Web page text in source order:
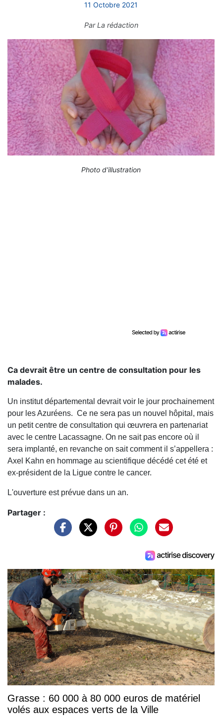
11 Octobre 2021
ParLa rédaction
Photo d'illustration
Ca devrait être un centre de consultation pour les
malades.
Un institut départemental devrait voir le jour prochainement
pour les Azuréens. Ce ne sera pas un nouvel hôpital, mais
un petit centre de consultation qui œuvrera en partenariat
avec le centre Lacassagne. On ne sait pas encore où il
sera implanté, en revanche on sait comment il s’appellera :
Axel Kahn en hommage au scientifique décédé cet été et
ex-président de la Ligue contre le cancer.
L'ouverture est prévue dans un an.
Partager :
Grasse : 60 000 à 80 000 euros de matériel
volés aux espaces verts de la Ville